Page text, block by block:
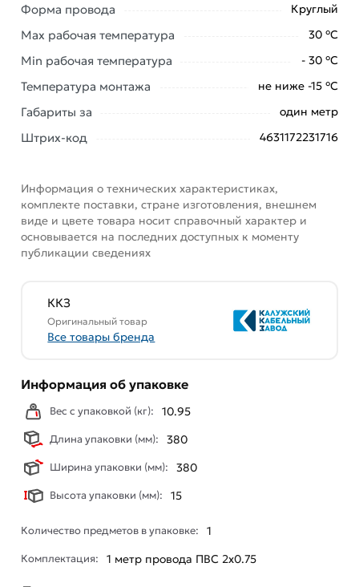
Данний товар от производителя
сертифицирован,
соответствует всем стандартам качества. Возврат
купленного товарa в течение 7 дней (наличие чека
Форма провода Круглый
Max рабочая температура 30 °С
Min рабочая температура - 30 °С
Температура монтажа не ниже -15 °С
Габариты за один метр
Штрих-код 4631172231716
Информация о технических характеристиках,
комплекте поставки, стране изготовления, внешнем
виде и цвете товара носит справочный характер и
основывается на последних доступных к моменту
публикации сведениях
ККЗ
Оригинальный товар
Все товары бренда
Информация об упаковке
Вес с упаковкой (кг): 10.95
Длина упаковки (мм): 380
Ширина упаковки (мм): 380
Высота упаковки (мм): 15
Количество предметов в упаковке: 1
Комплектация: 1 метр провода ПВС 2х0.75